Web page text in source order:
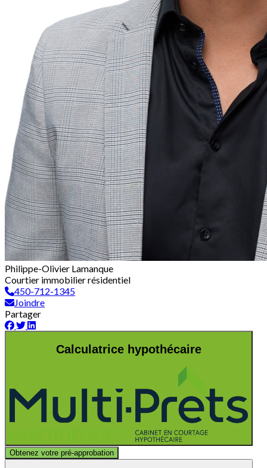
Philippe-Olivier Lamanque
Courtier immobilier résidentiel
450-712-1345
Joindre
Partager
Calculatrice hypothécaire
Obtenez votre pré-approbation